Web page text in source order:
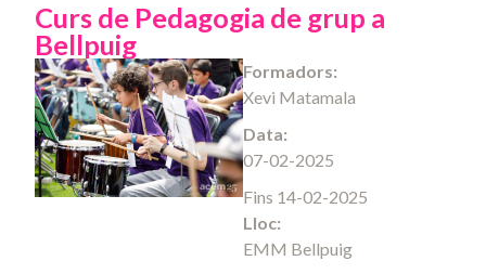
Curs de Pedagogia de grup a
Bellpuig
Formadors:
Xevi Matamala
Data:
07-02-2025
Fins 14-02-2025
Lloc:
EMM Bellpuig